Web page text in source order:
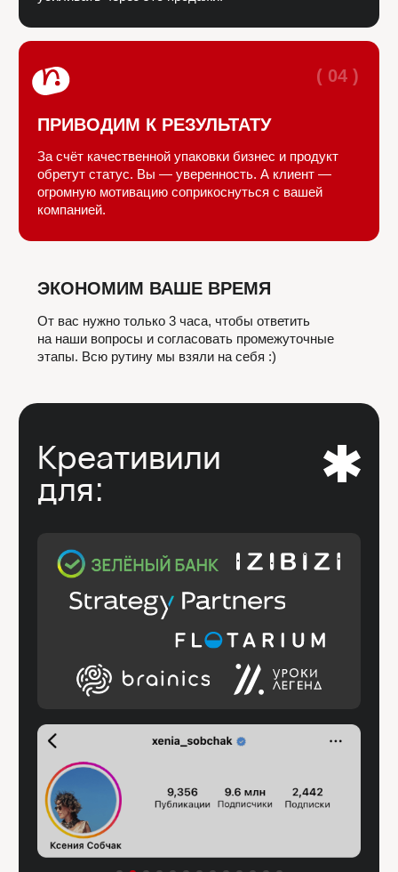
Наше
портфолио
Нажмите, чтобы перейти на сайт
Услуги и стоимость
ЛЭНДИНГ
Сайт в виде одной страницы,
Разработка одностраничного сайта
Копирайтинг (сбор смыслов и написание
Подключение оплаты и прочих интеграций
Адаптация на все устройства
Поп-ап обратной связи
МОБИЛЬНЫЙ САЙТ
Аналог лэндинга, только без адаптации на